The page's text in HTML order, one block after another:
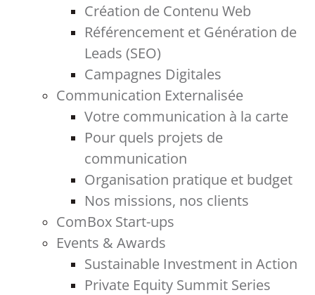
Création de Contenu Web
Référencement et Génération de
Leads (SEO)
Campagnes Digitales
Communication Externalisée
Votre communication à la carte
Pour quels projets de
communication
Organisation pratique et budget
Nos missions, nos clients
ComBox Start-ups
Events & Awards
Sustainable Investment in Action
Private Equity Summit Series